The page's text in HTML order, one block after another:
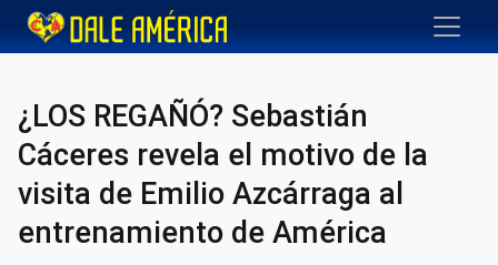
¿LOS REGAÑÓ? Sebastián
Cáceres revela el motivo de la
visita de Emilio Azcárraga al
entrenamiento de América